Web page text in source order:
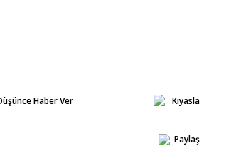
Haber Ver Kıyasla
Paylaş